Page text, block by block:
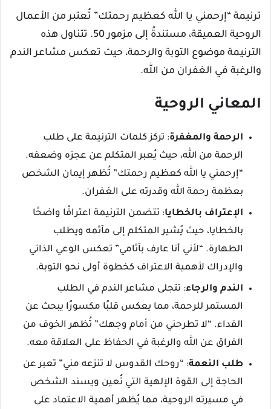
ترنيمة “إرحمني يا الله كعظيم رحمتك” تُعتبر من الأعمال
الروحية العميقة، مستندةً إلى مزمور 50. تتناول هذه
الترنيمة موضوع التوبة والرحمة، حيث تعكس مشاعر الندم
والرغبة في الغفران من الله.
المعاني الروحية
الرحمة والمغفرة: تركز كلمات الترنيمة على طلب
الرحمة من الله، حيث يُعبر المتكلم عن عجزه وضعفه.
“إرحمني يا الله كعظيم رحمتك” تُظهر إيمان الشخص
بعظمة رحمة الله وقدرته على الغفران.
الإعتراف بالخطايا: تتضمن الترنيمة اعترافًا واضحًا
بالخطايا، حيث يُشير المتكلم إلى مآثمه ويطلب
الطهارة. “لأني أنا عارف بآثامي” تعكس الوعي الذاتي
والإدراك لأهمية الاعتراف كخطوة أولى نحو التوبة.
الندم والرجاء: تتجلى مشاعر الندم في الطلب
المستمر للرحمة، مما يعكس قلبًا مكسورًا يبحث عن
الفداء. “لا تطرحني من أمام وجهك” تُظهر الخوف من
الفراق عن الله والرغبة في الحفاظ على العلاقة معه.
طلب النعمة: “روحك القدوس لا تنزعه مني” تعبر عن
الحاجة إلى القوة الإلهية التي تُعين ويسند الشخص
في مسيرته الروحية، مما يُظهر أهمية الاعتماد على